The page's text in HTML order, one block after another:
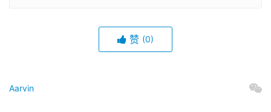
赞 (0)
Aarvin